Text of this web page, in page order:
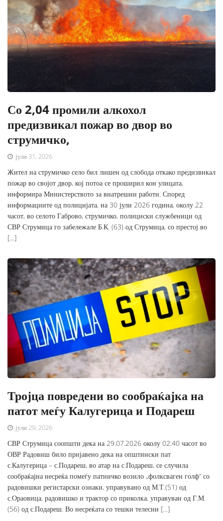
Со 2,04 промили алкохол
предизвикал пожар во двор во
струмичко,
јули 31, 2026
Жител на струмичко село бил лишен од слобода откако предизвикал
пожар во својот двор, кој потоа се проширил кон улицата,
информира Министерството за внатрешни работи. Според
информациите од полицијата, на 30 јули 2026 година, околу 22
часот, во селото Габрово, струмичко, полициски службеници од
СВР Струмица го забележале Б.К. (63) од Струмица, со престој во
[…]
Тројца повредени во сообраќајка на
патот меѓу Калугерица и Подареш
јули 29, 2026
СВР Струмица соопшти дека на 29.07.2026 околу 02:40 часот во
ОВР Радовиш било пријавено дека на општински пат
с.Калугерица – с.Подареш, во атар на с.Подареш, се случила
сообраќајна несреќа помеѓу патничко возило „фолксваген голф“ со
радовишки регистарски ознаки, управувано од М.Т.(51) од
с.Ораовица, радовишко и трактор со приколка, управуван од Г.М.
(56) од с.Подареш. Во несреќата со тешки телесни […]